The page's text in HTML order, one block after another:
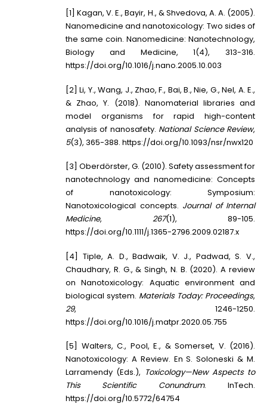
[1] Kagan, V. E., Bayir, H., & Shvedova, A. A. (2005).
Nanomedicine and nanotoxicology: Two sides of
the same coin. Nanomedicine: Nanotechnology,
Biology and Medicine, 1(4), 313-316.
https://doi.org/10.1016/j.nano.2005.10.003
[2] Li, Y., Wang, J., Zhao, F., Bai, B., Nie, G., Nel, A. E.,
& Zhao, Y. (2018). Nanomaterial libraries and
model organisms for rapid high-content
analysis of nanosafety. National Science Review,
5(3), 365-388. https://doi.org/10.1093/nsr/nwx120
[3] Oberdörster, G. (2010). Safety assessment for
nanotechnology and nanomedicine: Concepts
of nanotoxicology: Symposium:
Nanotoxicological concepts. Journal of Internal
Medicine, 267(1), 89-105.
https://doi.org/10.1111/j.1365-2796.2009.02187.x
[4] Tiple, A. D., Badwaik, V. J., Padwad, S. V.,
Chaudhary, R. G., & Singh, N. B. (2020). A review
on Nanotoxicology: Aquatic environment and
biological system. Materials Today: Proceedings,
29, 1246-1250.
https://doi.org/10.1016/j.matpr.2020.05.755
[5] Walters, C., Pool, E., & Somerset, V. (2016).
Nanotoxicology: A Review. En S. Soloneski & M.
Larramendy (Eds.), Toxicology—New Aspects to
This Scientific Conundrum. InTech.
https://doi.org/10.5772/64754